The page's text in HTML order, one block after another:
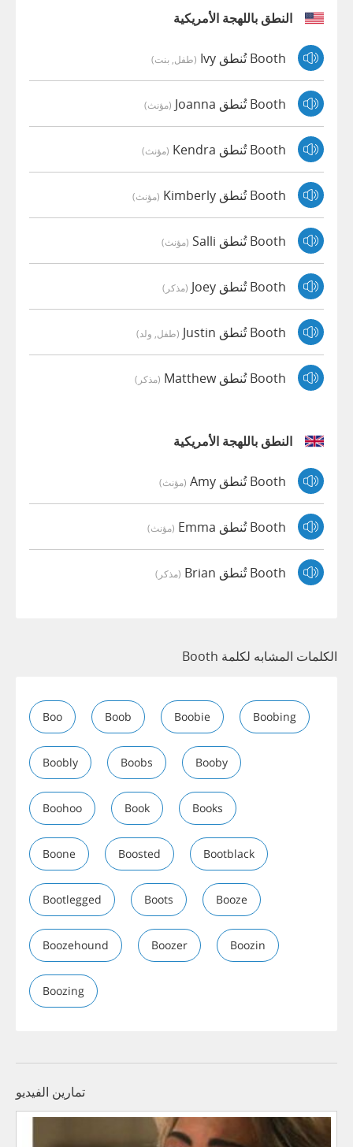
النطق باللهجة الأمريكية
Booth تُنطق Ivy (طفل, بنت)
Booth تُنطق Joanna (مؤنث)
Booth تُنطق Kendra (مؤنث)
Booth تُنطق Kimberly (مؤنث)
Booth تُنطق Salli (مؤنث)
Booth تُنطق Joey (مذكر)
Booth تُنطق Justin (طفل, ولد)
Booth تُنطق Matthew (مذكر)
النطق باللهجة الأمريكية
Booth تُنطق Amy (مؤنث)
Booth تُنطق Emma (مؤنث)
Booth تُنطق Brian (مذكر)
الكلمات المشابه لكلمة Booth
Boo Boob Boobie Boobing
Boobly Boobs Booby
Boohoo Book Books
Boone Boosted Bootblack
Bootlegged Boots Booze
Boozehound Boozer Boozin
Boozing
تمارين الفيديو